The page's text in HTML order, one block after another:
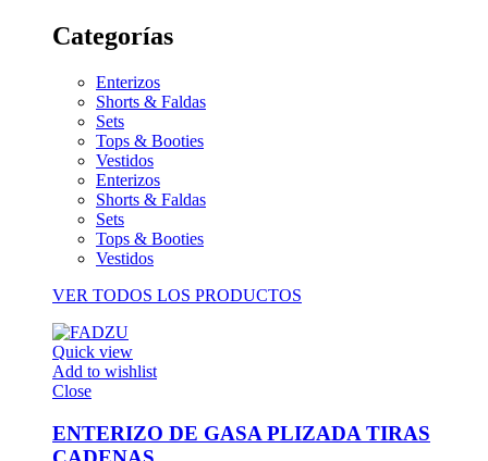
Categorías
Enterizos
Shorts & Faldas
Sets
Tops & Booties
Vestidos
Enterizos
Shorts & Faldas
Sets
Tops & Booties
Vestidos
VER TODOS LOS PRODUCTOS
Quick view
Add to wishlist
Close
ENTERIZO DE GASA PLIZADA TIRAS